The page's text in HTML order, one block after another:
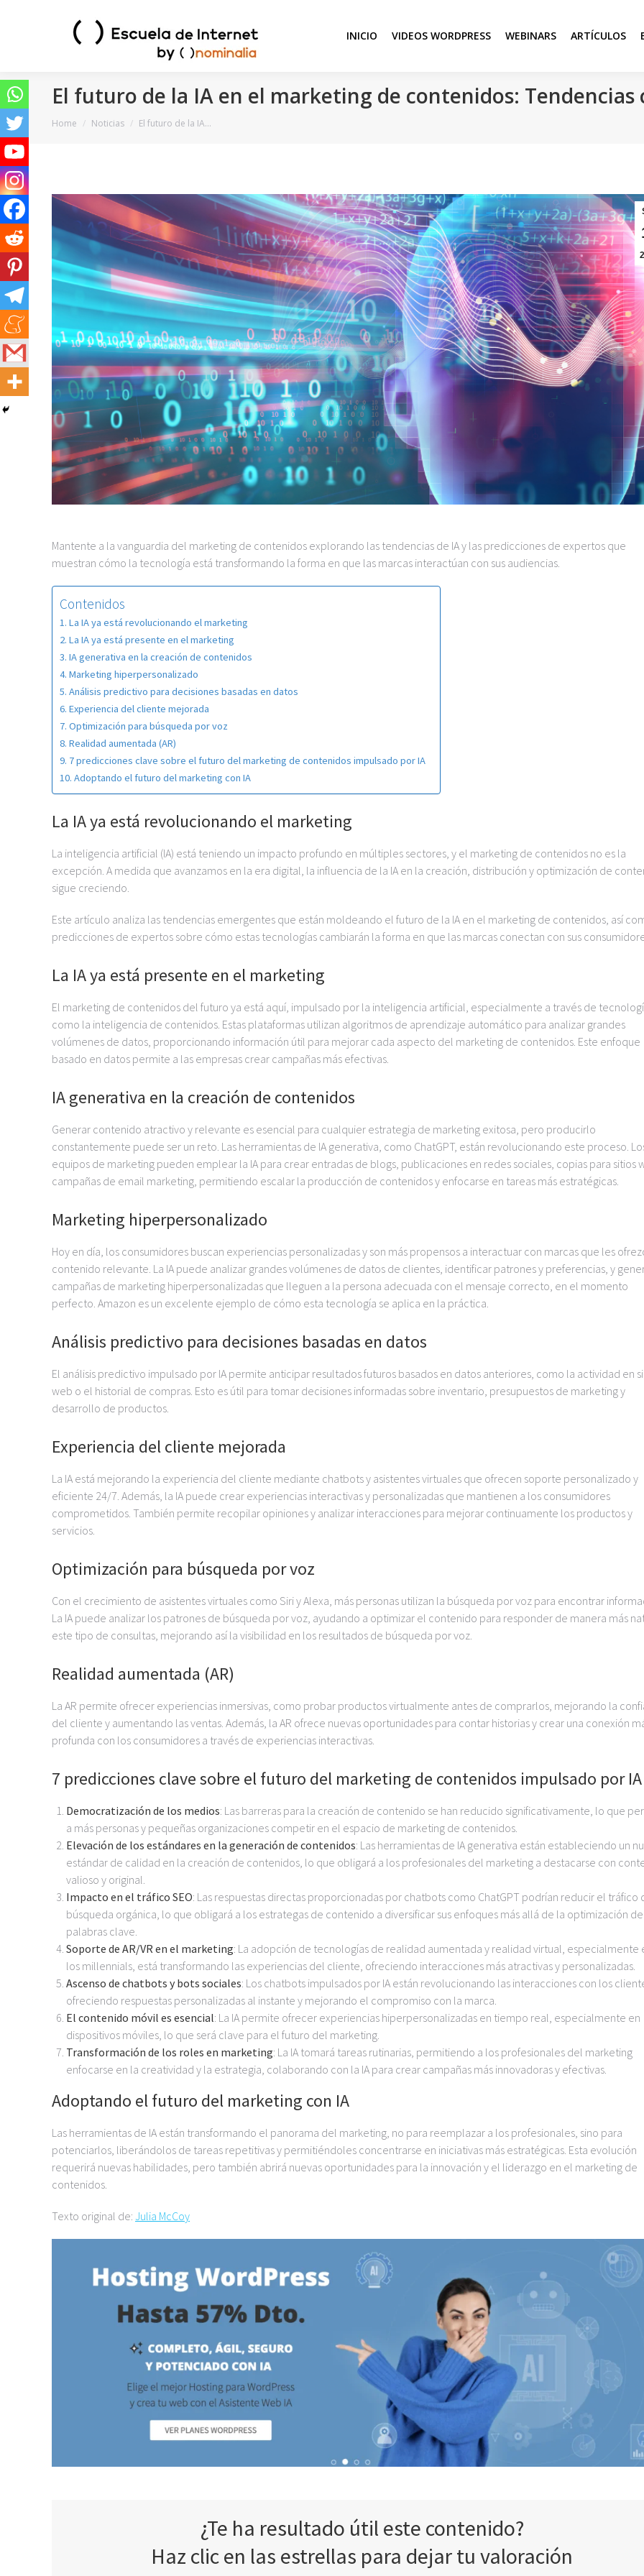
INICIO VIDEOS WORDPRESS WEBINARS ARTÍCULOS
El futuro de la IA en el marketing de contenidos: Tendencias
You are here:
Home Noticias El futuro de la IA…
Mantente a la vanguardia del marketing de contenidos explorando las tendencias de IA y las predicciones de expertos que
muestran cómo la tecnología está transformando la forma en que las marcas interactúan con sus audiencias.
Contenidos
La IA ya está revolucionando el marketing
La IA ya está presente en el marketing
IA generativa en la creación de contenidos
Marketing hiperpersonalizado
Análisis predictivo para decisiones basadas en datos
Experiencia del cliente mejorada
Optimización para búsqueda por voz
Realidad aumentada (AR)
7 predicciones clave sobre el futuro del marketing de contenidos impulsado por IA
Adoptando el futuro del marketing con IA
La IA ya está revolucionando el marketing
La inteligencia artificial (IA) está teniendo un impacto profundo en múltiples sectores, y el marketing de contenidos no es la
excepción. A medida que avanzamos en la era digital, la influencia de la IA en la creación, distribución y optimización de
sigue creciendo.
Este artículo analiza las tendencias emergentes que están moldeando el futuro de la IA en el marketing de contenidos, así
predicciones de expertos sobre cómo estas tecnologías cambiarán la forma en que las marcas conectan con sus
La IA ya está presente en el marketing
El marketing de contenidos del futuro ya está aquí, impulsado por la inteligencia artificial, especialmente a través de
como la inteligencia de contenidos. Estas plataformas utilizan algoritmos de aprendizaje automático para analizar grandes
volúmenes de datos, proporcionando información útil para mejorar cada aspecto del marketing de contenidos. Este enfoque
basado en datos permite a las empresas crear campañas más efectivas.
IA generativa en la creación de contenidos
Generar contenido atractivo y relevante es esencial para cualquier estrategia de marketing exitosa, pero producirlo
constantemente puede ser un reto. Las herramientas de IA generativa, como ChatGPT, están revolucionando este proceso.
equipos de marketing pueden emplear la IA para crear entradas de blogs, publicaciones en redes sociales, copias para sitios
campañas de email marketing, permitiendo escalar la producción de contenidos y enfocarse en tareas más estratégicas.
Marketing hiperpersonalizado
Hoy en día, los consumidores buscan experiencias personalizadas y son más propensos a interactuar con marcas que les
contenido relevante. La IA puede analizar grandes volúmenes de datos de clientes, identificar patrones y preferencias, y
campañas de marketing hiperpersonalizadas que lleguen a la persona adecuada con el mensaje correcto, en el momento
perfecto. Amazon es un excelente ejemplo de cómo esta tecnología se aplica en la práctica.
Análisis predictivo para decisiones basadas en datos
El análisis predictivo impulsado por IA permite anticipar resultados futuros basados en datos anteriores, como la actividad en
web o el historial de compras. Esto es útil para tomar decisiones informadas sobre inventario, presupuestos de marketing y
desarrollo de productos.
Experiencia del cliente mejorada
La IA está mejorando la experiencia del cliente mediante chatbots y asistentes virtuales que ofrecen soporte personalizado y
eficiente 24/7. Además, la IA puede crear experiencias interactivas y personalizadas que mantienen a los consumidores
comprometidos. También permite recopilar opiniones y analizar interacciones para mejorar continuamente los productos y
servicios.
Optimización para búsqueda por voz
Con el crecimiento de asistentes virtuales como Siri y Alexa, más personas utilizan la búsqueda por voz para encontrar
La IA puede analizar los patrones de búsqueda por voz, ayudando a optimizar el contenido para responder de manera más
este tipo de consultas, mejorando así la visibilidad en los resultados de búsqueda por voz.
Realidad aumentada (AR)
La AR permite ofrecer experiencias inmersivas, como probar productos virtualmente antes de comprarlos, mejorando la
del cliente y aumentando las ventas. Además, la AR ofrece nuevas oportunidades para contar historias y crear una conexión
profunda con los consumidores a través de experiencias interactivas.
7 predicciones clave sobre el futuro del marketing de contenidos impulsado por IA
Democratización de los medios: Las barreras para la creación de contenido se han reducido significativamente, lo que
a más personas y pequeñas organizaciones competir en el espacio de marketing de contenidos.
Elevación de los estándares en la generación de contenidos: Las herramientas de IA generativa están estableciendo un
estándar de calidad en la creación de contenidos, lo que obligará a los profesionales del marketing a destacarse con
valioso y original.
Impacto en el tráfico SEO: Las respuestas directas proporcionadas por chatbots como ChatGPT podrían reducir el tráfico
búsqueda orgánica, lo que obligará a los estrategas de contenido a diversificar sus enfoques más allá de la optimización de
palabras clave.
Soporte de AR/VR en el marketing: La adopción de tecnologías de realidad aumentada y realidad virtual, especialmente
los millennials, está transformando las experiencias del cliente, ofreciendo interacciones más atractivas y personalizadas.
Ascenso de chatbots y bots sociales: Los chatbots impulsados por IA están revolucionando las interacciones con los
ofreciendo respuestas personalizadas al instante y mejorando el compromiso con la marca.
El contenido móvil es esencial: La IA permite ofrecer experiencias hiperpersonalizadas en tiempo real, especialmente en
dispositivos móviles, lo que será clave para el futuro del marketing.
Transformación de los roles en marketing: La IA tomará tareas rutinarias, permitiendo a los profesionales del marketing
enfocarse en la creatividad y la estrategia, colaborando con la IA para crear campañas más innovadoras y efectivas.
Adoptando el futuro del marketing con IA
Las herramientas de IA están transformando el panorama del marketing, no para reemplazar a los profesionales, sino para
potenciarlos, liberándolos de tareas repetitivas y permitiéndoles concentrarse en iniciativas más estratégicas. Esta evolución
requerirá nuevas habilidades, pero también abrirá nuevas oportunidades para la innovación y el liderazgo en el marketing de
contenidos.
Texto original de: Julia McCoy
¿Te ha resultado útil este contenido?
Haz clic en las estrellas para dejar tu valoración